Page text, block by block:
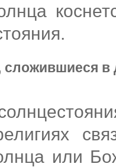
в
или